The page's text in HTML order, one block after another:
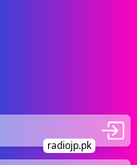
radiojp.pk